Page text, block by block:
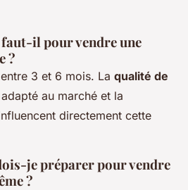
il pour vendre une
?
3 et 6 mois. La qualité de
au marché et la
directement cette
je préparer pour vendre
?